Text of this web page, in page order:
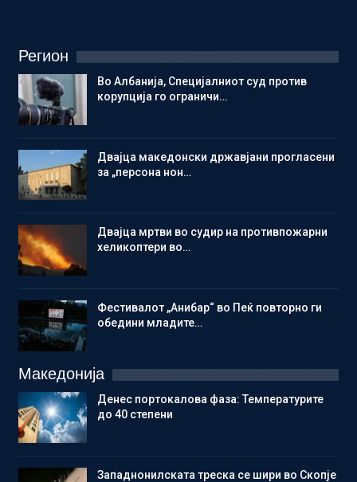
Регион
Во Албанија, Специјалниот суд против
корупција го ограничи…
Двајца македонски државјани прогласени
за „персона нон…
Двајца мртви во судир на противпожарни
хеликоптери во…
Фестивалот „Анибар“ во Пеќ повторно ги
обедини младите…
Македонија
Денес портокалова фаза: Температурите
до 40 степени
Западнонилската треска се шири во Скопје